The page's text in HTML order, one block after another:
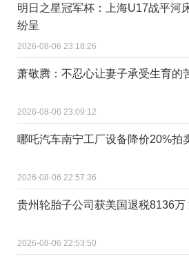
明日之星冠军杯：上海U17战平河
纷呈
2026-08-06 23:18:26
萧敬腾：不忍心让妻子承受生育的
2026-08-06 23:09:12
哪吒汽车南宁工厂设备降价20%拍
2026-08-06 22:57:36
贵州轮胎子公司获美国退税8136万
2026-08-06 22:53:50